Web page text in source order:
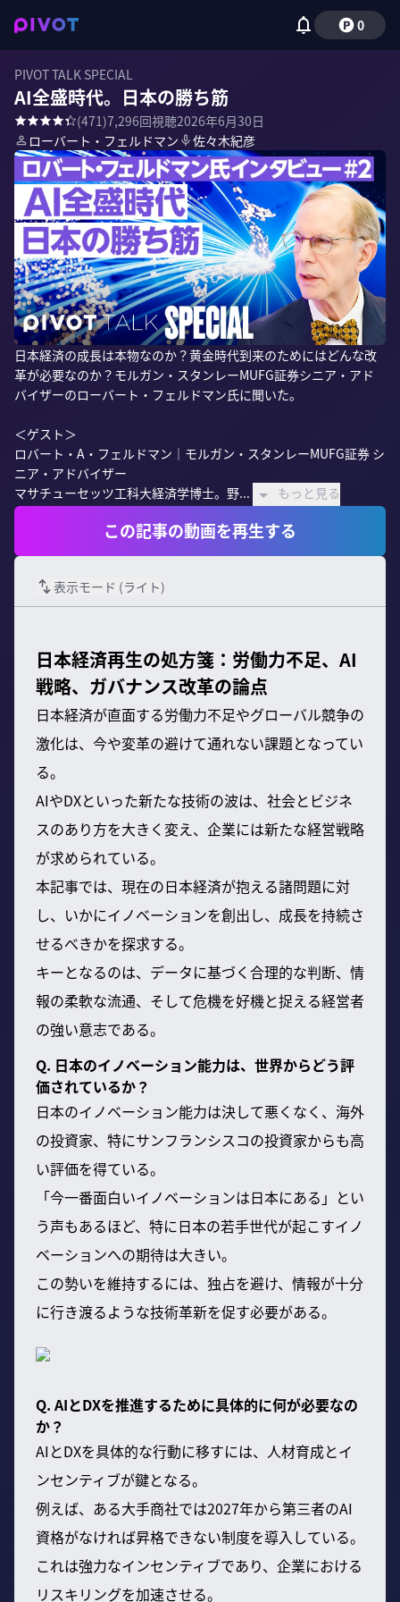
0
PIVOT TALK SPECIAL
AI全盛時代。日本の勝ち筋
(471)7,296回視聴2026年6月30日
ローバート・フェルドマン
佐々木紀彦
日本経済の成長は本物なのか？黄金時代到来のためにはどんな改
革が必要なのか？モルガン・スタンレーMUFG証券シニア・アド
バイザーのローバート・フェルドマン氏に聞いた。
＜ゲスト＞
ロバート・A・フェルドマン｜モルガン・スタンレーMUFG証券 シ
ニア・アドバイザー
マサチューセッツ工科大経済学博士。野...
もっと見る
この記事の動画を再生する
表示モード (ライト)
日本経済再生の処方箋：労働力不足、AI
戦略、ガバナンス改革の論点
日本経済が直面する労働力不足やグローバル競争の
激化は、今や変革の避けて通れない課題となってい
る。
AIやDXといった新たな技術の波は、社会とビジネ
スのあり方を大きく変え、企業には新たな経営戦略
が求められている。
本記事では、現在の日本経済が抱える諸問題に対
し、いかにイノベーションを創出し、成長を持続さ
せるべきかを探求する。
キーとなるのは、データに基づく合理的な判断、情
報の柔軟な流通、そして危機を好機と捉える経営者
の強い意志である。
Q. 日本のイノベーション能力は、世界からどう評
価されているか？
日本のイノベーション能力は決して悪くなく、海外
の投資家、特にサンフランシスコの投資家からも高
い評価を得ている。
「今一番面白いイノベーションは日本にある」とい
う声もあるほど、特に日本の若手世代が起こすイノ
ベーションへの期待は大きい。
この勢いを維持するには、独占を避け、情報が十分
に行き渡るような技術革新を促す必要がある。
Q. AIとDXを推進するために具体的に何が必要なの
か？
AIとDXを具体的な行動に移すには、人材育成とイ
ンセンティブが鍵となる。
例えば、ある大手商社では2027年から第三者のAI
資格がなければ昇格できない制度を導入している。
これは強力なインセンティブであり、企業における
リスキリングを加速させる。